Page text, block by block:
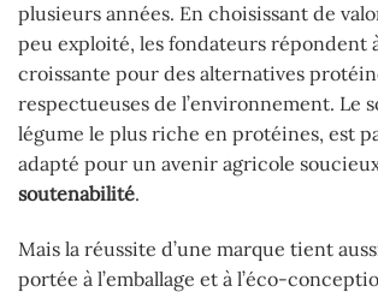
plusieurs années. En choisissant de
peu exploité, les fondateurs répondent
croissante pour des alternatives
respectueuses de l’environnement. Le
légume le plus riche en protéines, est
adapté pour un avenir agricole
soutenabilité.
Mais la réussite d’une marque tient
portée à l’emballage et à l’éco-